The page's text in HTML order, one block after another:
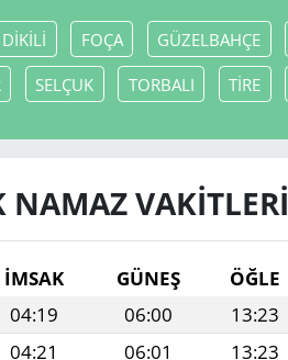
DİKİLİ FOÇA GÜZELBAHÇE
SELÇUK TORBALI TİRE
NAMAZ VAKITLERI
İMSAK GÜNEŞ ÖĞLE
04:19 06:00 13:23
04:21 06:01 13:23